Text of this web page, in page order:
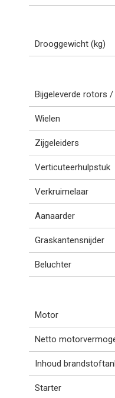
Drooggewicht (kg)
Bijgeleverde rotors /
Wielen
Zijgeleiders
Verticuteerhulpstuk
Verkruimelaar
Aanaarder
Graskantensnijder
Beluchter
Motor
Netto
Inhoud
Starter